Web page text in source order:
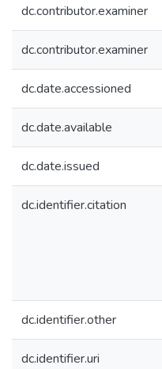
dc.contributor.examiner
dc.contributor.examiner
dc.date.accessioned
dc.date.available
dc.date.issued
dc.identifier.citation
dc.identifier.other
dc.identifier.uri